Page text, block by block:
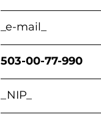
_e-mail_
503-00-77-990
_NIP_